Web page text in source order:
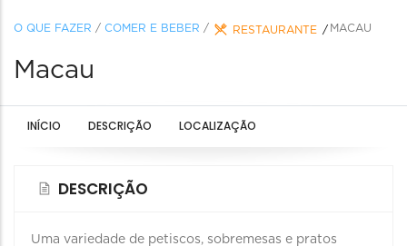
O QUE FAZER / COMER E BEBER / RESTAURANTE MACAU
Macau
INÍCIO DESCRIÇÃO LOCALIZAÇÃO
DESCRIÇÃO
Uma variedade de petiscos, sobremesas e pratos